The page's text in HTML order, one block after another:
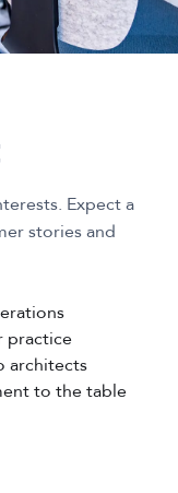
Expect a
stories and
practice
architects
to the table